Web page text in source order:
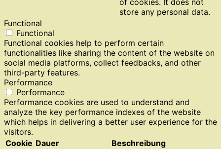
of cookies. It does not
store any personal data.
Functional
Functional
Functional cookies help to perform certain
functionalities like sharing the content of the website on
social media platforms, collect feedbacks, and other
third-party features.
Performance
Performance
Performance cookies are used to understand and
analyze the key performance indexes of the website
which helps in delivering a better user experience for the
visitors.
Cookie Dauer Beschreibung